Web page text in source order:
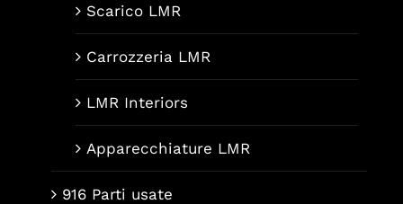
Scarico LMR
Carrozzeria LMR
LMR Interiors
Apparecchiature LMR
916 Parti usate